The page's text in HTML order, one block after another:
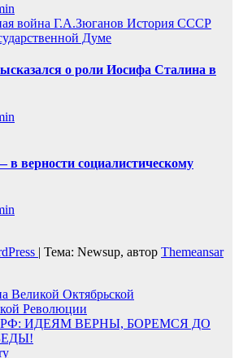
война Г.А.Зюганов История СССР
Думе
о роли Иосифа Сталина в
в верности социалистическому
| Тема: Newsup, автор Themeansar
Великой Октябрьской
Революции
РФ: ИДЕЯМ ВЕРНЫ, БОРЕМСЯ ДО